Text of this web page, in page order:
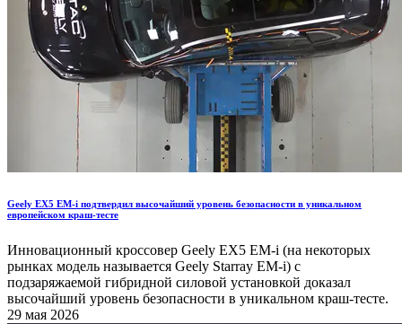
Geely EX5 EM-i подтвердил высочайший уровень безопасности в уникальном
европейском краш-тесте
Инновационный кроссовер Geely EX5 EM-i (на некоторых
рынках модель называется Geely Starray EM-i) с
подзаряжаемой гибридной силовой установкой доказал
высочайший уровень безопасности в уникальном краш-тесте.
29 мая 2026